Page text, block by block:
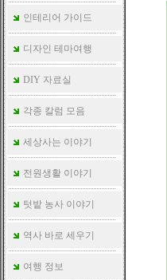
인테리어 가이드
디자인 테마여행
DIY 자료실
각종 칼럼 모음
세상사는 이야기
전원생활 이야기
텃밭 농사 이야기
역사 바로 세우기
여행 정보